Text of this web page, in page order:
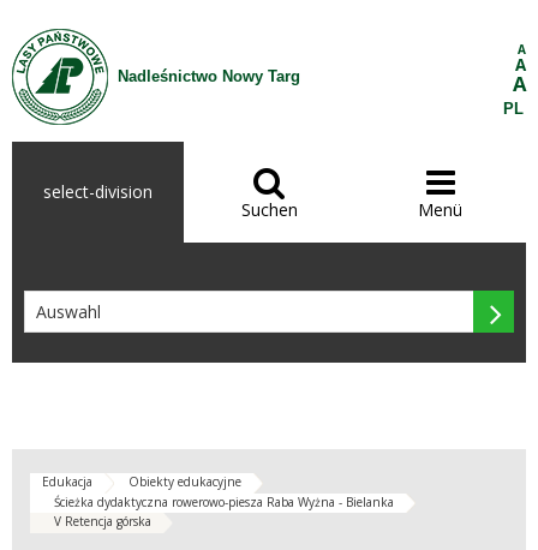
Zum Inhalt wechseln
Nadleśnictwo Nowy Targ
A
A
A
PL
select-division 
Suchen

Menü

Edukacja
Obiekty edukacyjne
Ścieżka dydaktyczna rowerowo-piesza Raba Wyżna - Bielanka
V Retencja górska